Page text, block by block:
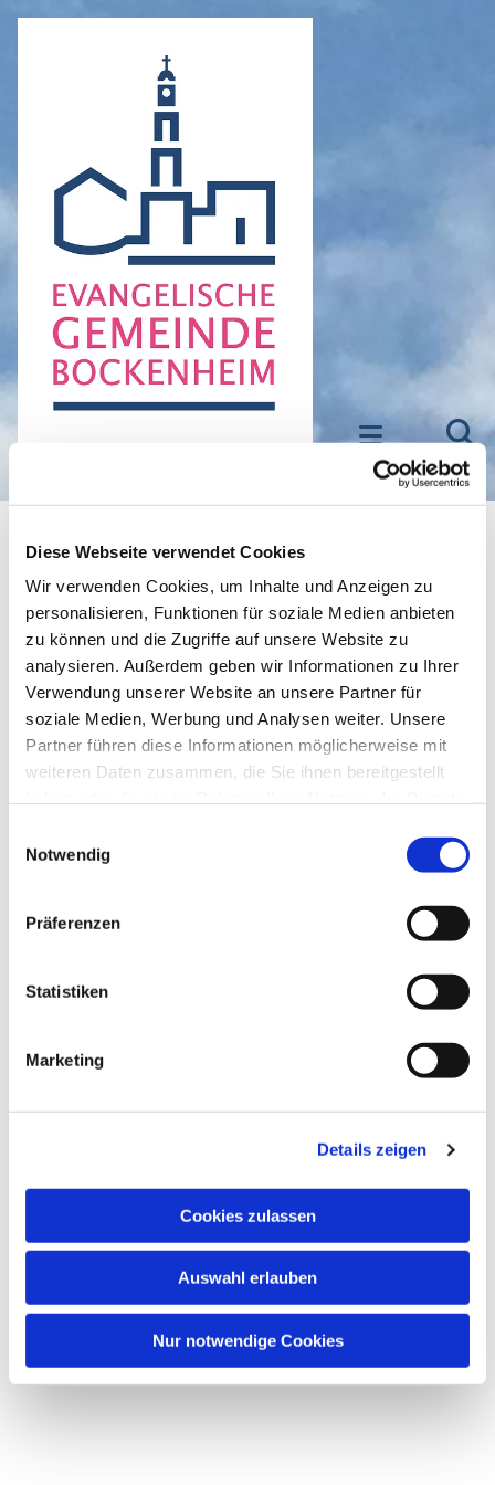
Diese Webseite verwendet Cookies
Wir verwenden Cookies, um Inhalte und Anzeigen zu
personalisieren, Funktionen für soziale Medien anbieten
zu können und die Zugriffe auf unsere Website zu
analysieren. Außerdem geben wir Informationen zu Ihrer
Verwendung unserer Website an unsere Partner für
soziale Medien, Werbung und Analysen weiter. Unsere
Partner führen diese Informationen möglicherweise mit
weiteren Daten zusammen, die Sie ihnen bereitgestellt
Notwendig
Präferenzen
Statistiken
Marketing
Details zeigen
Cookies zulassen
Auswahl erlauben
Nur notwendige Cookies
© Sonja Eisenberg
60326 Frankfurt am Main